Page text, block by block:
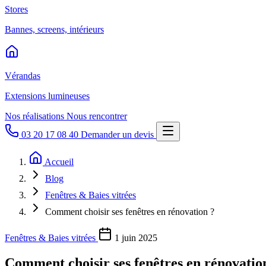
Stores
Bannes, screens, intérieurs
Vérandas
Extensions lumineuses
Nos réalisations Nous rencontrer
03 20 17 08 40 Demander un devis
Accueil
Blog
Fenêtres & Baies vitrées
Comment choisir ses fenêtres en rénovation ?
Fenêtres & Baies vitrées 1 juin 2025